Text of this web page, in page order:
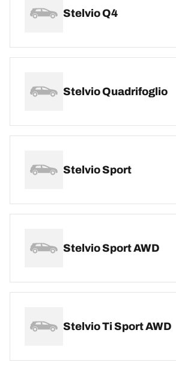
Stelvio Q4
Stelvio Quadrifoglio
Stelvio Sport
Stelvio Sport AWD
Stelvio Ti Sport AWD